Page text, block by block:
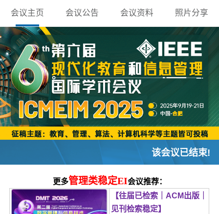
会议主页 会议公告 会议资料 照片分享
该会议已结束!
更多管理类稳定EI会议推荐：
【往届已检索｜ACM出版｜
见刊检索稳定】